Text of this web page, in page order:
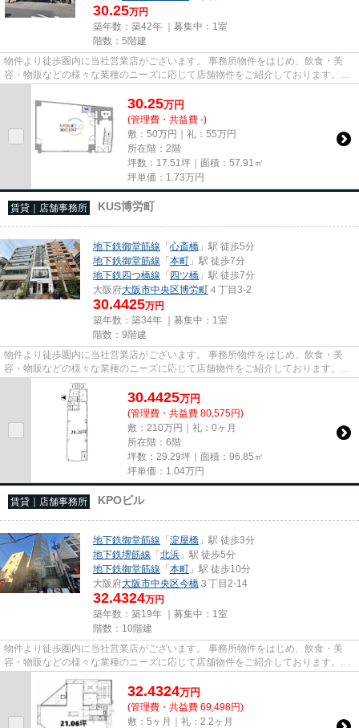
30.25万円
築年数：築42年 ｜募集中： 1室
階数：5階建
物件より徒歩圏内に当社営業店がございます。 事務所物件をはじめ、飲食・美
容・物販などの様々な業種のニーズに応じて店舗物件をご紹介しております。
尚、弊社ではおとり広告は一切...
30.25万円
(管理費・共益費 -)
敷：50万円｜礼：55万円
所在階：2階
坪数：17.51坪｜面積：57.91㎡
坪単価： 1.73万円
賃貸｜店舗事務所 KUS博労町
地下鉄御堂筋線 「心斎橋 」駅 徒歩5分
地下鉄御堂筋線 「本町 」駅 徒歩7分
地下鉄四つ橋線 「四ツ橋 」駅 徒歩7分
大阪府大阪市中央区博労町 ４丁目3-2
30.4425万円
築年数：築34年 ｜募集中： 1室
階数：9階建
物件より徒歩圏内に当社営業店がございます。 事務所物件をはじめ、飲食・美
容・物販などの様々な業種のニーズに応じて店舗物件をご紹介しております。
尚、弊社ではおとり広告は一切...
30.4425万円
(管理費・共益費 80,575円)
敷：210万円｜礼：0ヶ月
所在階：6階
坪数：29.29坪｜面積：96.85㎡
坪単価： 1.04万円
賃貸｜店舗事務所 KPOビル
地下鉄御堂筋線 「淀屋橋 」駅 徒歩3分
地下鉄堺筋線 「北浜 」駅 徒歩5分
地下鉄御堂筋線 「本町 」駅 徒歩10分
大阪府大阪市中央区今橋 ３丁目2-14
32.4324万円
築年数：築19年 ｜募集中： 1室
階数：10階建
物件より徒歩圏内に当社営業店がございます。 事務所物件をはじめ、飲食・美
容・物販などの様々な業種のニーズに応じて店舗物件をご紹介しております。
尚、弊社ではおとり広告は一切...
32.4324万円
(管理費・共益費 69,498円)
敷：5ヶ月｜礼：2.2ヶ月